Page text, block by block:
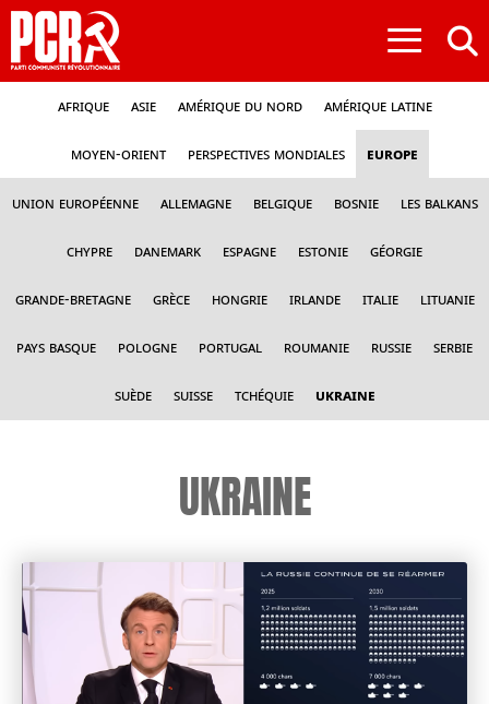
≡
Afrique Asie Amérique du nord Amérique latine
Moyen-Orient Perspectives mondiales Europe
Union Européenne Allemagne Belgique Bosnie Les Balkans
Chypre Danemark Espagne Estonie Géorgie
Grande-Bretagne Grèce Hongrie Irlande Italie Lituanie
Pays Basque Pologne Portugal Roumanie Russie Serbie
Suède Suisse Tchéquie Ukraine
UKRAINE